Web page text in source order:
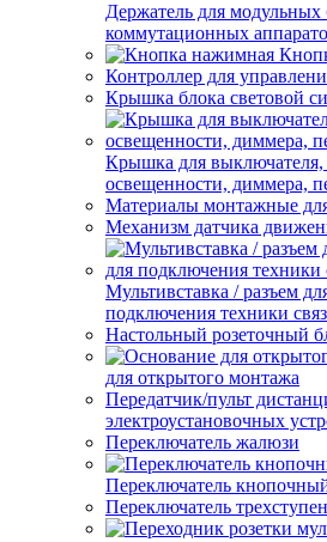
Держатель для
коммутационных
Контроллер для
Крышка блока световой
Крышка для выключателя,
освещенности, диммера,
Материалы монтажные
Механизм датчика
Мультивставка / разъем
подключения техники
Настольный розеточный
для открытого монтажа
Передатчик/пульт
электроустановочных
Переключатель жалюзи
Переключатель
Переключатель